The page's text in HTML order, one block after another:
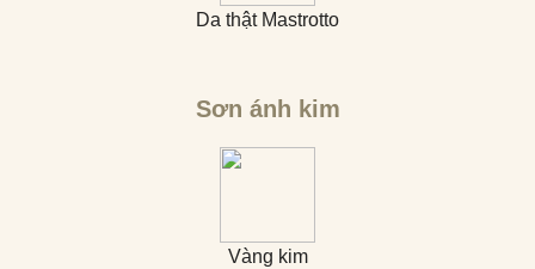
Da thật Mastrotto
Sơn ánh kim
Vàng kim